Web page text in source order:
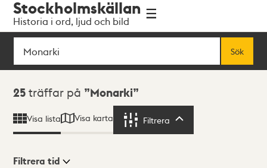
navigationen
huvudinnehållet
Stockholmskällan
Historia i ord, ljud och bild
Sök
Sök
Sökresultat
25 träffar på Monarki
Visa lista Visa karta Filtrera
Filtrera tid